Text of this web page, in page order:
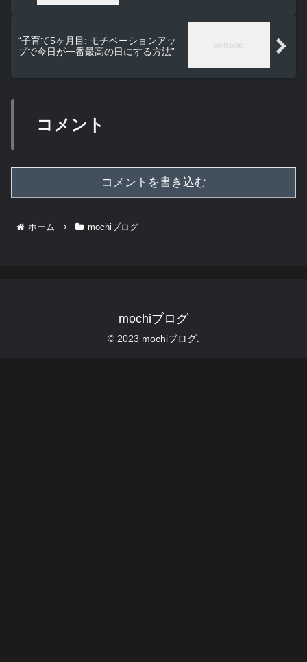
“子育て5ヶ月目: モチベーションアッ
プで今日が一番最高の日にする方法”
コメント
コメントを書き込む
ホーム mochiブログ
mochiブログ
© 2023 mochiブログ.